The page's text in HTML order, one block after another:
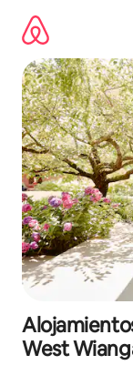
contenido
West